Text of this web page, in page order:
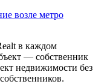
возле метро
в каждом
— собственник
недвижимости без